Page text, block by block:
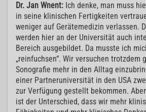
Dr. Jan Wnent: Ich denke, man muss
in seine klinischen Fertigkeiten
weniger auf Gerätemedizin verlassen.
werden hier an der Universität auch
Bereich ausgebildet. Da musste ich
„reinfuchsen“. Wir versuchen trotzdem
Sonografie mehr in den Alltag
einer Partneruniversität in den USA
zur Verfügung gestellt bekommen.
ist der Unterschied, dass wir mehr